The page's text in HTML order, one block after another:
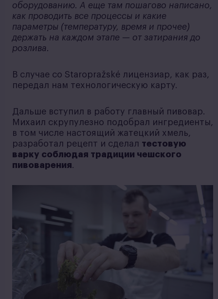
оборудованию. А еще там пошагово написано,
как проводить все процессы и какие
параметры (температуру, время и прочее)
держать на каждом этапе — от затирания до
розлива.
В случае со Staropražské лицензиар, как раз,
передал нам технологическую карту.
Дальше вступил в работу главный пивовар.
Михаил скрупулезно подобрал ингредиенты,
в том числе настоящий жатецкий хмель,
разработал рецепт и сделал тестовую
варку соблюдая традиции чешского
пивоварения.